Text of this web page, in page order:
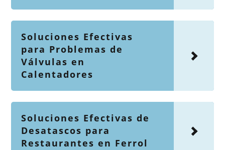
Soluciones Efectivas
para Problemas de
Válvulas en
Calentadores
Soluciones Efectivas de
Desatascos para
Restaurantes en Ferrol